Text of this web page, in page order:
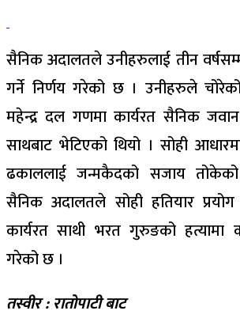
सैनिक अदालतले उनीहरुलाई तीन वर्षसम्म
गर्ने निर्णय गरेको छ । उनीहरुले
महेन्द्र दल गणमा कार्यरत सैनिक
साथबाट भेटिएको थियो । सोही
ढकाललाई जन्मकैदको सजाय
सैनिक अदालतले सोही हतियार
कार्यरत साथी भरत गुरुङको
गरेको छ ।
तस्वीर : रातोपाटी बाट